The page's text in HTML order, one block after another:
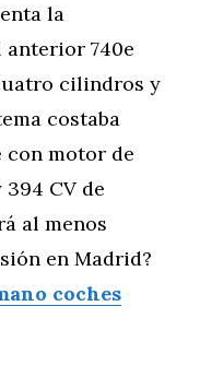
la
740e
cilindros y
costaba
con motor de
CV de
al menos
en Madrid?
coches